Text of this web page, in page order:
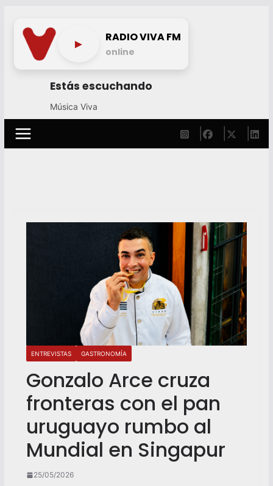
content
► RADIO VIVA FM
online
Estás escuchando
Música Viva
ENTREVISTAS GASTRONOMÍA
Gonzalo Arce cruza
fronteras con el pan
uruguayo rumbo al
Mundial en Singapur
25/05/2026